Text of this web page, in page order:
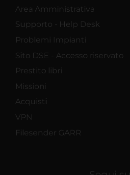
Area Amministrativa
Supporto - Help Desk
Problemi Impianti
Sito DSE - Accesso riservato
Prestito libri
Missioni
Acquisti
VPN
Filesender GARR